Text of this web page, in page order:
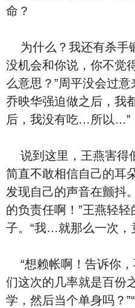
命？
为什么？我还有杀手
没机会和你说，你不觉
么意思？”周平没会过
乔映华强迫做之后，我
后，我没有吃…所以…”
说到这里，王燕害得
简直不敢相信自己的耳
发现自己的声音在颤抖
的负责任啊！”王燕轻
子。“我…就那么一次，
“想赖帐啊！告诉你
们这次的几率就是百份
学，然后当个单⾝吗？